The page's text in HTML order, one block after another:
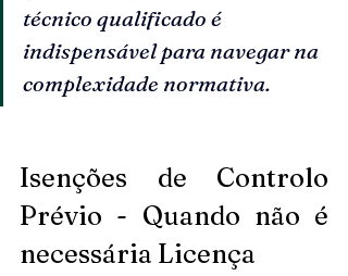
técnico qualificado é
indispensável para navegar na
complexidade normativa.
Isenções de Controlo
Prévio - Quando não é
necessária Licença